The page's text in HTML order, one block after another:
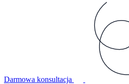
Darmowa konsultacja